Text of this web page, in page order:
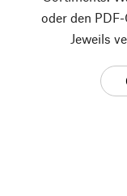
oder den
Jeweils